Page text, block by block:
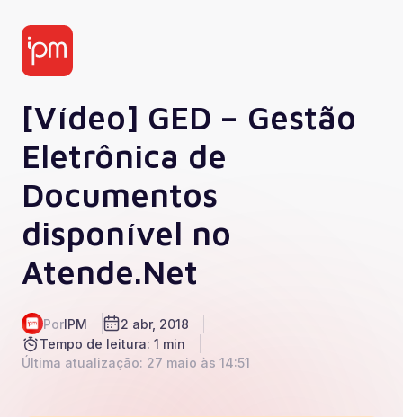
[Vídeo] GED – Gestão
Eletrônica de
Documentos
disponível no
Atende.Net
PorIPM
2 abr, 2018
Tempo de leitura: 1 min
Última atualização: 27 maio às 14:51